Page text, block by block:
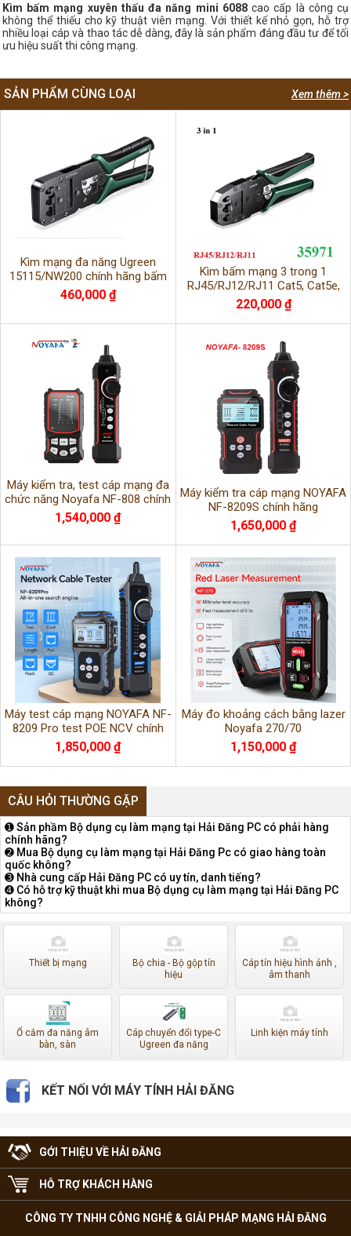
Kìm bấm mạng xuyên thấu đa năng mini 6088cao cấp là công cụ
không thể thiếu cho kỹ thuật viên mạng. Với thiết kế nhỏ gọn, hỗ trợ
nhiều loại cáp và thao tác dễ dàng, đây là sản phẩm đáng đầu tư để tối
ưu hiệu suất thi công mạng.
Xem thêm >
SẢN PHẨM CÙNG LOẠI
Kìm mạng đa năng Ugreen
15115/NW200 chính hãng bấm
chuẩn RJ11,RJ12,RJ45
460,000 ₫
Kìm bấm mạng 3 trong 1
RJ45/RJ12/RJ11 Cat5, Cat5e,
Cat6 Ugreen 35971/NW304
220,000 ₫
Máy kiểm tra, test cáp mạng đa
chức năng Noyafa NF-808 chính
hãng
1,540,000 ₫
Máy kiểm tra cáp mạng NOYAFA
NF-8209S chính hãng
1,650,000 ₫
Máy test cáp mạng NOYAFA NF-
8209 Pro test POE NCV chính
hãng
1,850,000 ₫
Máy đo khoảng cách bằng lazer
Noyafa 270/70
1,150,000 ₫
CÂU HỎI THƯỜNG GẶP
➊ Sản phầm Bộ dụng cụ làm mạng tại Hải Đăng PC có phải hàng
chính hãng?
➋ Mua Bộ dụng cụ làm mạng tại Hải Đăng Pc có giao hàng toàn
quốc không?
➌ Nhà cung cấp Hải Đăng PC có uy tín, danh tiếng?
➍ Có hỗ trợ kỹ thuật khi mua Bộ dụng cụ làm mạng tại Hải Đăng PC
không?
Thiết bị mạng
Bộ chia - Bộ gộp tín
hiệu
Cáp tín hiệu hình ảnh ,
âm thanh
Ổ cắm đa năng âm
bàn, sàn
Cáp chuyển đổi type-C
Ugreen đa năng
Linh kiện máy tính
KẾT NỐI VỚI MÁY TÍNH HẢI ĐĂNG
GỚI THIỆU VỀ HẢI ĐĂNG
HỖ TRỢ KHÁCH HÀNG
CÔNG TY TNHH CÔNG NGHỆ & GIẢI PHÁP MẠNG HẢI ĐĂNG